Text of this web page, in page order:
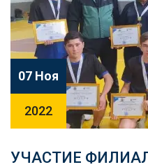
07 Ноя
2022
УЧАСТИЕ